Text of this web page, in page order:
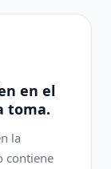
en el
toma.
la
contiene